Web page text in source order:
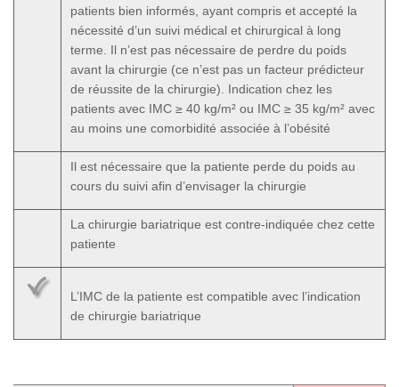
patients bien informés, ayant compris et accepté la
nécessité d’un suivi médical et chirurgical à long
terme. Il n’est pas nécessaire de perdre du poids
avant la chirurgie (ce n’est pas un facteur prédicteur
de réussite de la chirurgie). Indication chez les
patients avec IMC ≥ 40 kg/m² ou IMC ≥ 35 kg/m² avec
au moins une comorbidité associée à l’obésité
Il est nécessaire que la patiente perde du poids au
cours du suivi afin d’envisager la chirurgie
La chirurgie bariatrique est contre-indiquée chez cette
patiente
L’IMC de la patiente est compatible avec l’indication
de chirurgie bariatrique